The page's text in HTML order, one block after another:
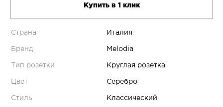
Купить в 1 клик
Страна Италия
Бренд Melodia
Тип розетки Круглая розетка
Цвет Серебро
Стиль Классический